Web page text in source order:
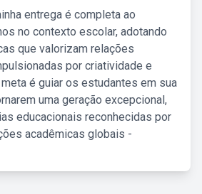
entrega é completa ao
no contexto escolar, adotando
que valorizam relações
por criatividade e
é guiar os estudantes em sua
uma geração excepcional,
educacionais reconhecidas por
acadêmicas globais -